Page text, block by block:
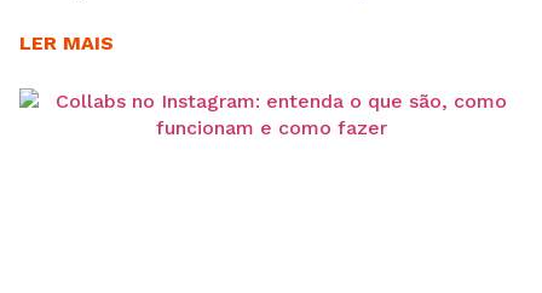
plataformas, analisar dados de desempenho, e ainda
das ferramentas certas pode ser um divisor de
águas. Neste artigo, vamos conhecer 10 aplicativos
LER MAIS